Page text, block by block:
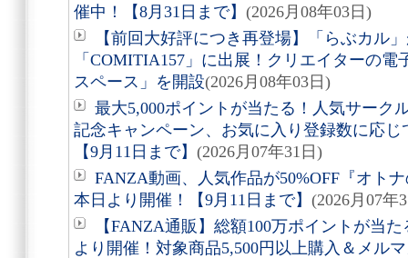
催中！【8月31日まで】 (2026月08年03日)
【前回大好評につき再登場】「らぶカル
「COMITIA157」に出展！クリエイターの
スペース」を開設(2026月08年03日)
最大5,000ポイントが当たる！人気サーク
記念キャンペーン、お気に入り登録数に応
【9月11日まで】 (2026月07年31日)
FANZA動画、人気作品が50%OFF『オト
本日より開催！【9月11日まで】 (2026月07年
【FANZA通販】総額100万ポイントが当
より開催！対象商品5,500円以上購入＆メル